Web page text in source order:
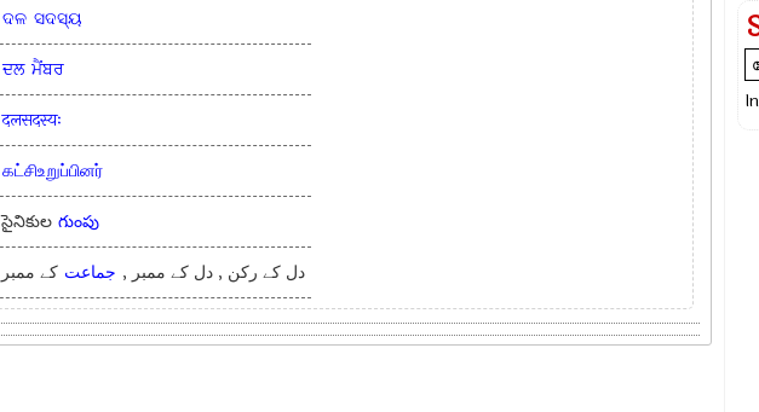
ଦଳ ସଦସ୍ୟ
ਦਲ ਮੈਂਬਰ
दलसदस्यः
கட்சிஉறுப்பினர்
సైనికుల గుంపు
دل کے رکن , دل کے ممبر , جماعت کے ممبر